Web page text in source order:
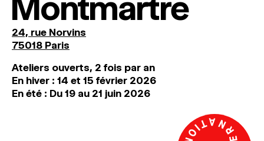
24, rue Norvins
75018 Paris
Ateliers ouverts, 2 fois par an
En hiver : 14 et 15 février 2026
En été : Du 19 au 21 juin 2026